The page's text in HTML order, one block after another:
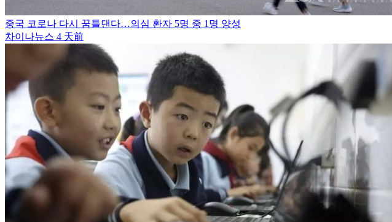
중국 코로나 다시 꿈틀댄다…의심 환자 5명 중 1명 양성
차이나뉴스 4 天前